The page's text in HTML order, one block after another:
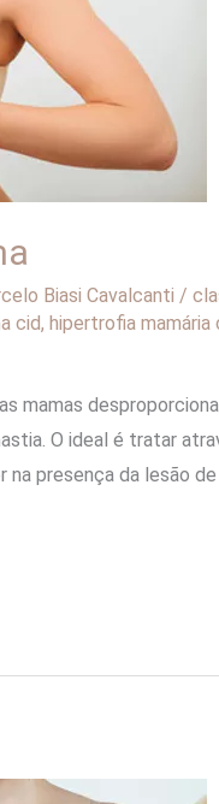
Biasi Cavalcanti /
cid, hipertrofia
mamas
O ideal é tratar
presença da lesão de